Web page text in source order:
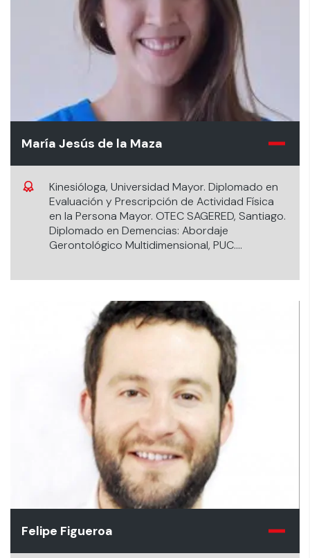
María Jesús de la Maza
Kinesióloga, Universidad Mayor. Diplomado en
Evaluación y Prescripción de Actividad Física
en la Persona Mayor. OTEC SAGERED, Santiago.
Diplomado en Demencias: Abordaje
Gerontológico Multidimensional, PUC.
Felipe Figueroa